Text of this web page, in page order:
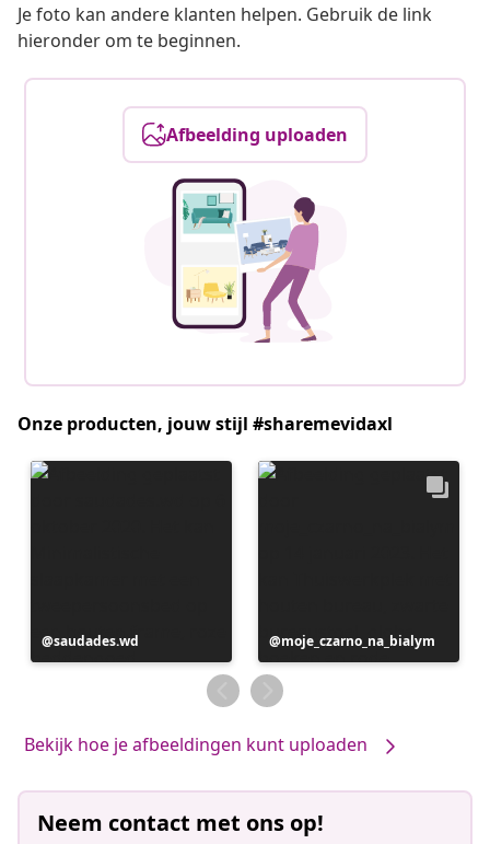
Je foto kan andere klanten helpen. Gebruik de link
hieronder om te beginnen.
Afbeelding uploaden
Onze producten, jouw stijl #sharemevidaxl
Bericht
gepubliceerd
saudades.wd
Bericht
gepubliceerd
door
moje_czarno_na_bialym
Bekijk hoe je afbeeldingen kunt uploaden
Neem contact met ons op!